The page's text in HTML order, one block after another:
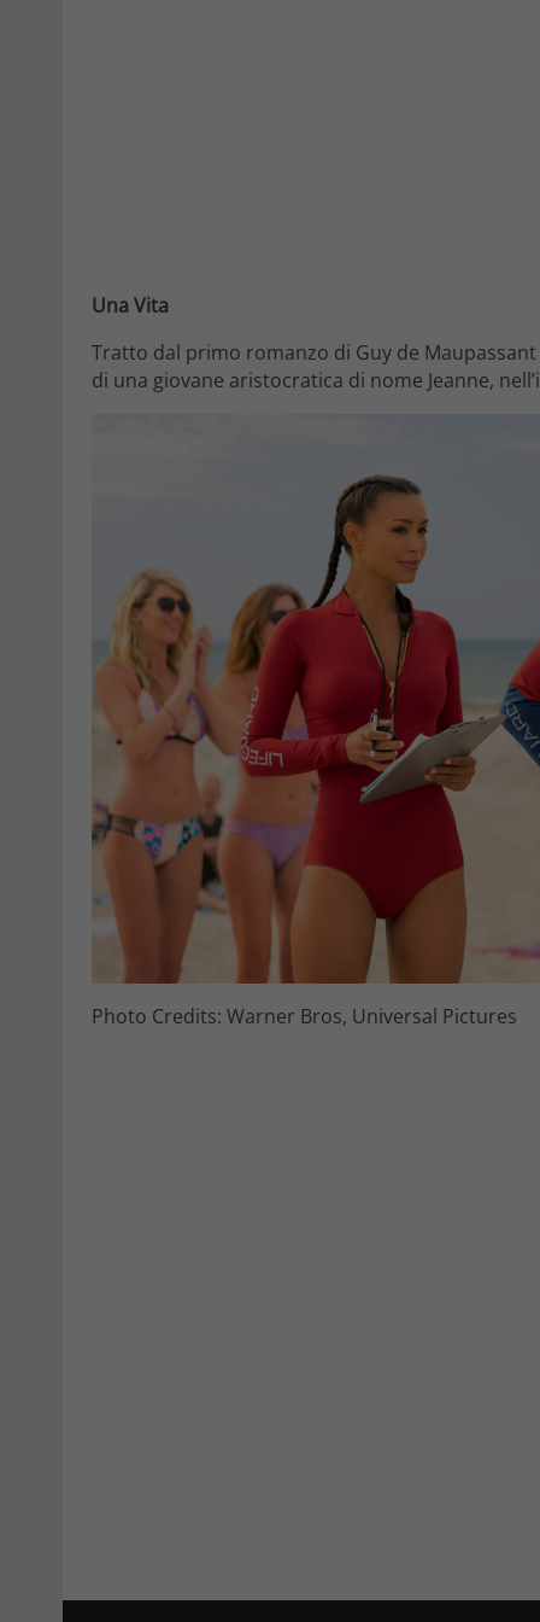
Una Vita
Tratto dal primo romanzo di Guy de
di una giovane aristocratica di nome Jeanne,
Photo Credits: Warner Bros, Universal Pictures